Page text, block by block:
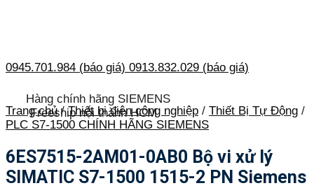
0945.701.984 (báo giá) 0913.832.029 (báo giá)
Hàng chính hãng SIEMENS
Freeship nội thành HCM
Trang chủ / Thiết bị điện công nghiệp / Thiết Bị Tự Động /
PLC S7-1500 CHÍNH HÃNG SIEMENS
6ES7515-2AM01-0AB0 Bộ vi xử lý
SIMATIC S7-1500 1515-2 PN Siemens